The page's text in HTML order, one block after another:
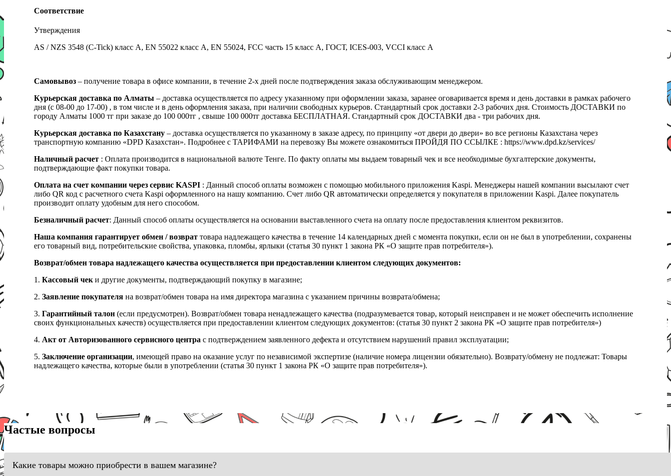
Соответствие
Утверждения
AS / NZS 3548 (C-Tick) класс A, EN 55022 класс A, EN 55024, FCC часть 15 класс A, ГОСТ, ICES-003, VCCI класс A
Самовывоз – получение товара в офисе компании, в течение 2-х дней после подтверждения заказа обслуживающим менеджером.
Курьерская доставка по Алматы – доставка осуществляется по адресу указанному при оформлении заказа, заранее оговаривается время и день доставки в рамках рабочего
дня (с 08-00 до 17-00) , в том числе и в день оформления заказа, при наличии свободных курьеров. Стандартный срок доставки 2-3 рабочих дня. Стоимость ДОСТАВКИ по
городу Алматы 1000 тг при заказе до 100 000тг , свыше 100 000тг доставка БЕСПЛАТНАЯ. Стандартный срок ДОСТАВКИ два - три рабочих дня.
Курьерская доставка по Казахстану – доставка осуществляется по указанному в заказе адресу, по принципу «от двери до двери» во все регионы Казахстана через
транспортную компанию «DPD Казахстан». Подробнее с ТАРИФАМИ на перевозку Вы можете ознакомиться ПРОЙДЯ ПО ССЫЛКЕ : https://www.dpd.kz/services/
Наличный расчет : Оплата производится в национальной валюте Тенге. По факту оплаты мы выдаем товарный чек и все необходимые бухгалтерские документы,
подтверждающие факт покупки товара.
Оплата на счет компании через сервис KASPI : Данный способ оплаты возможен с помощью мобильного приложения Kaspi. Менеджеры нашей компании высылают счет
либо QR код с расчетного счета Kaspi оформленного на нашу компанию. Счет либо QR автоматически определяется у покупателя в приложении Kaspi. Далее покупатель
производит оплату удобным для него способом.
Безналичный расчет: Данный способ оплаты осуществляется на основании выставленного счета на оплату после предоставления клиентом реквизитов.
Наша компания гарантирует обмен / возврат товара надлежащего качества в течение 14 календарных дней с момента покупки, если он не был в употреблении, сохранены
его товарный вид, потребительские свойства, упаковка, пломбы, ярлыки (статья 30 пункт 1 закона РК «О защите прав потребителя»).
Возврат/обмен товара надлежащего качества осуществляется при предоставлении клиентом следующих документов:
1. Кассовый чек и другие документы, подтверждающий покупку в магазине;
2. Заявление покупателя на возврат/обмен товара на имя директора магазина с указанием причины возврата/обмена;
3. Гарантийный талон (если предусмотрен). Возврат/обмен товара ненадлежащего качества (подразумевается товар, который неисправен и не может обеспечить исполнение
своих функциональных качеств) осуществляется при предоставлении клиентом следующих документов: (статья 30 пункт 2 закона РК «О защите прав потребителя»)
4. Акт от Авторизованного сервисного центра с подтверждением заявленного дефекта и отсутствием нарушений правил эксплуатации;
5. Заключение организации, имеющей право на оказание услуг по независимой экспертизе (наличие номера лицензии обязательно). Возврату/обмену не подлежат: Товары
надлежащего качества, которые были в употреблении (статья 30 пункт 1 закона РК «О защите прав потребителя»).
Частые вопросы
Какие товары можно приобрести в вашем магазине?